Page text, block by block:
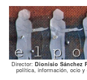
Director: Dionisio Sánchez
política, información, ocio